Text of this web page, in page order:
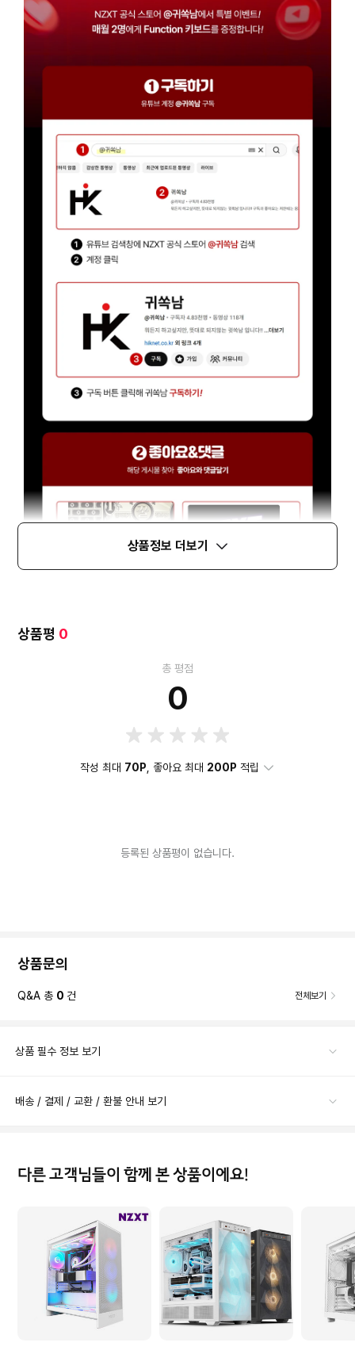
상품정보 더보기
상품평 0
총 평점
0
작성 최대 70P , 좋아요 최대 200P 적립
등록된 상품평이 없습니다.
상품문의
Q&A 총 0 건 전체보기
상품 필수 정보 보기
배송 / 결제 / 교환 / 환불 안내 보기
다른 고객님들이 함께 본 상품이에요!